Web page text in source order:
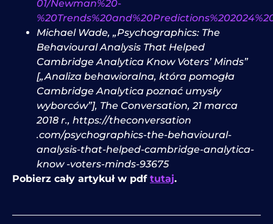
01/Newman%20-
Michael Wade, „Psychographics: The
Behavioural Analysis That Helped
Cambridge Ana­lytica Know Voters’ Minds”
[„Analiza behawioralna, która pomogła
Cambridge Ana­lytica poznać umysły
wyborców”], The Conversation, 21 marca
2018 r., https://theconversation
.com/psychographics-the-behavioural-
analysis-that-helped-cambridge-analytica-
know -voters-minds-93675
Pobierz cały artykuł w pdf tutaj.